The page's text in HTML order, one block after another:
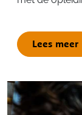
Lees meer